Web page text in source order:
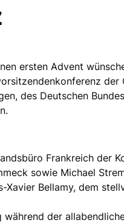
ersten Advent
der
des Deutschen
Frankreich der
sowie Michael
Xavier Bellamy, dem
während der